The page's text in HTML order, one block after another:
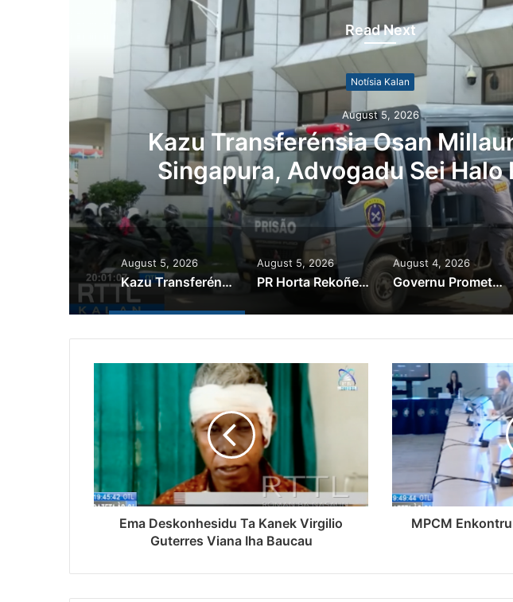
Read Next
Notísia Kalan
August 5, 2026
PR Horta Rekoñese Timoroan Sira
Nia Kontribuisaun
August 5, 2026
Kazu Transferénsia Osan Millaun 42 Husi Singapura, Advogadu Sei Halo Rekursu
August 5, 2026
PR Horta Rekoñese Timoroan Sira Iha Diáspora Nia Kontribuisaun
August 4, 2026
Governu Promete Tau Prioridade ba Setór Minerais no Setór Produtivu
Ema Deskonhesidu Ta Kanek Virgilio
Guterres Viana Iha Baucau
MPCM